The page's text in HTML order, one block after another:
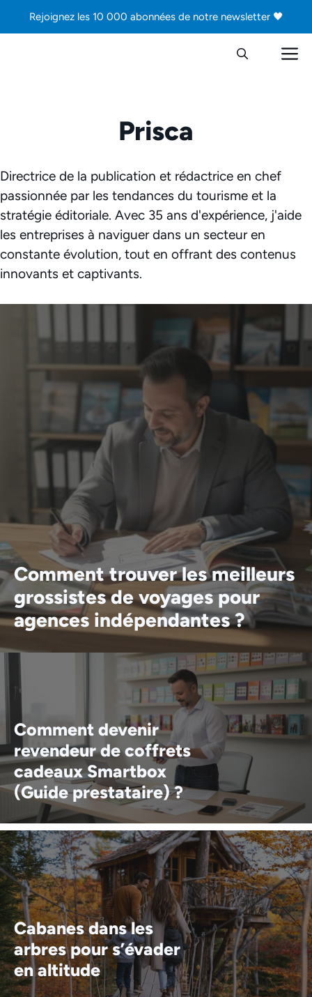
Rejoignez les 10 000 abonnées de notre newsletter 🖤
Prisca
Directrice de la publication et rédactrice en chef
passionnée par les tendances du tourisme et la
stratégie éditoriale. Avec 35 ans d'expérience, j'aide
les entreprises à naviguer dans un secteur en
constante évolution, tout en offrant des contenus
innovants et captivants.
Comment trouver les meilleurs
grossistes de voyages pour
agences indépendantes ?
Comment devenir
revendeur de coffrets
cadeaux Smartbox
(Guide prestataire) ?
Cabanes dans les
arbres pour s’évader
en altitude